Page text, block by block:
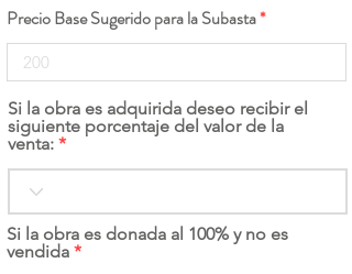
Precio Base Sugerido para la Subasta
Si la obra es adquirida deseo recibir el
siguiente porcentaje del valor de la
venta:
Si la obra es donada al 100% y no es
vendida